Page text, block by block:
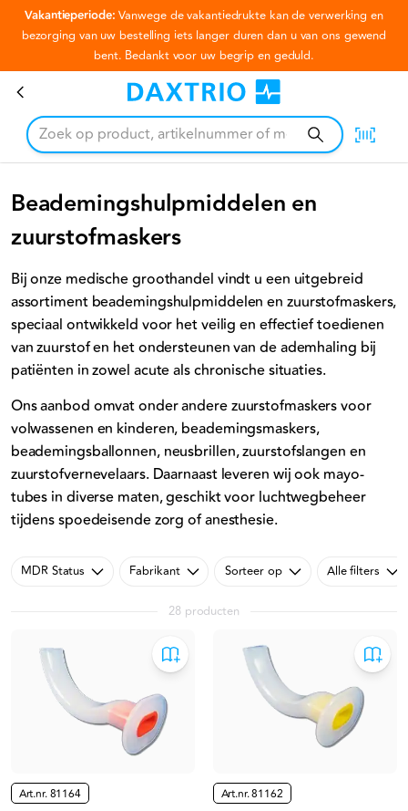
Ga naar hoofdinhoud
Vakantieperiode: Vanwege de vakantiedrukte kan de verwerking en
bezorging van uw bestelling iets langer duren dan u van ons gewend
bent. Bedankt voor uw begrip en geduld.
Beademingshulpmiddelen en zuurstofmaskers
Beademingshulpmiddelen en
zuurstofmaskers
Bij onze medische groothandel vindt u een uitgebreid
assortiment beademingshulpmiddelen en zuurstofmaskers,
speciaal ontwikkeld voor het veilig en effectief toedienen
van zuurstof en het ondersteunen van de ademhaling bij
patiënten in zowel acute als chronische situaties.
Ons aanbod omvat onder andere zuurstofmaskers voor
volwassenen en kinderen, beademingsmaskers,
beademingsballonnen, neusbrillen, zuurstofslangen en
zuurstofvernevelaars. Daarnaast leveren wij ook mayo-
tubes in diverse maten, geschikt voor luchtwegbeheer
tijdens spoedeisende zorg of anesthesie.
MDR Status Fabrikant Sorteer op Alle filters
28 producten
Art.nr.81164 Art.nr.81162